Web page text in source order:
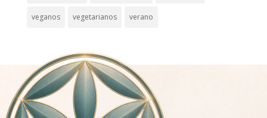
veganos vegetarianos verano